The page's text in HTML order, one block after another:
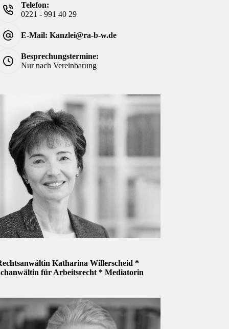
Telefon:
0221 - 991 40 29
E-Mail: Kanzlei@ra-b-w.de
Besprechungstermine:
Nur nach Vereinbarung
Katharina Willerscheid *
für Arbeitsrecht * Mediatorin